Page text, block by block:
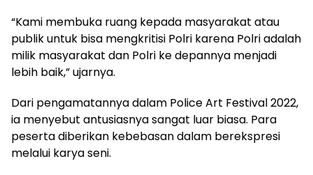
“Kami membuka ruang kepada masyarakat atau
publik untuk bisa mengkritisi Polri karena Polri adalah
milik masyarakat dan Polri ke depannya menjadi
lebih baik,” ujarnya.
Dari pengamatannya dalam Police Art Festival 2022,
ia menyebut antusiasnya sangat luar biasa. Para
peserta diberikan kebebasan dalam berekspresi
melalui karya seni.